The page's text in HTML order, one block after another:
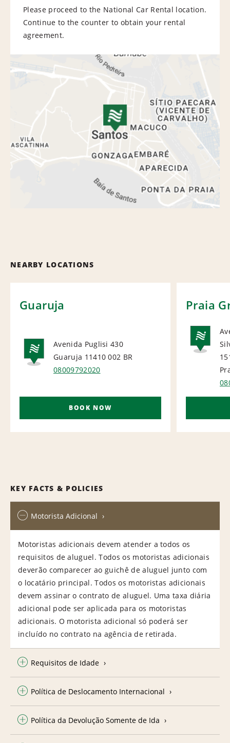
Please proceed to the National Car Rental location.
Continue to the counter to obtain your rental
agreement.
NEARBY LOCATIONS
Guaruja
NATIONAL
Avenida Puglisi 430
Guaruja 11410 002 BR
08009792020
BOOK NOW
Praia
KEY FACTS & POLICIES
Motorista Adicional
Motoristas adicionais devem atender a todos os
requisitos de aluguel. Todos os motoristas adicionais
deverão comparecer ao guichê de aluguel junto com
o locatário principal. Todos os motoristas adicionais
devem assinar o contrato de aluguel. Uma taxa diária
adicional pode ser aplicada para os motoristas
adicionais. O motorista adicional só poderá ser
incluído no contrato na agência de retirada.
Requisitos de Idade
Política de Deslocamento Internacional
Política da Devolução Somente de Ida